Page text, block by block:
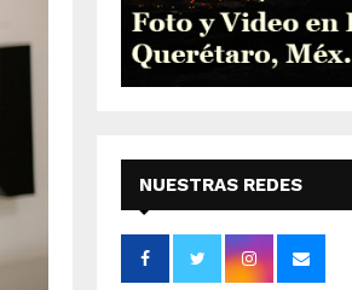
NUESTRAS REDES
SOCIALES